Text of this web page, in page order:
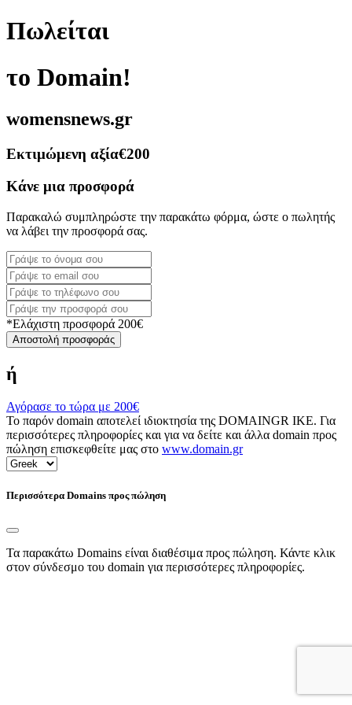
Πωλείται
το Domain!
womensnews.gr
Εκτιμώμενη αξία€200
Κάνε μια προσφορά
Παρακαλώ συμπληρώστε την παρακάτω φόρμα, ώστε ο πωλητής
να λάβει την προσφορά σας.
*Ελάχιστη προσφορά 200€
Αποστολή προσφοράς
ή
Αγόρασε το τώρα με 200€
Το παρόν domain αποτελεί ιδιοκτησία της DOMAINGR ΙΚΕ. Για
περισσότερες πληροφορίες και για να δείτε και άλλα domain προς
πώληση επισκεφθείτε μας στο www.domain.gr
Περισσότερα Domains προς πώληση
Τα παρακάτω Domains είναι διαθέσιμα προς πώληση. Κάντε κλικ
στον σύνδεσμο του domain για περισσότερες πληροφορίες.